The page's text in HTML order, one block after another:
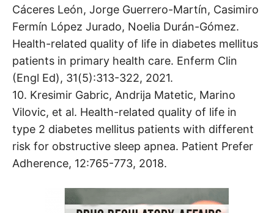
Cáceres León, Jorge Guerrero-Martín, Casimiro
Fermín López Jurado, Noelia Durán-Gómez.
Health-related quality of life in diabetes mellitus
patients in primary health care. Enferm Clin
(Engl Ed), 31(5):313-322, 2021.
10. Kresimir Gabric, Andrija Matetic, Marino
Vilovic, et al. Health-related quality of life in
type 2 diabetes mellitus patients with different
risk for obstructive sleep apnea. Patient Prefer
Adherence, 12:765-773, 2018.